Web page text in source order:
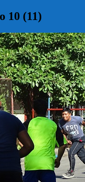
10 (11)